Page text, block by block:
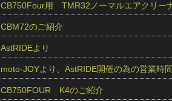
CB750Four用 TMR32ノーマルエアクリー
CBM72のご紹介
AstRIDEより
moto-JOYより、AstRIDE開催の為の営業時
CB750FOUR K4のご紹介